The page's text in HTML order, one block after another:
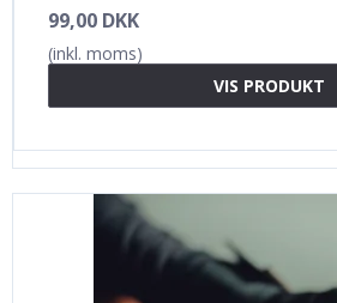
99,00 DKK
(inkl. moms)
VIS PRODUKT